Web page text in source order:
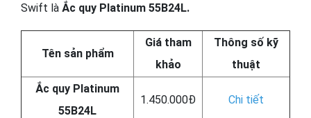
Swift là Ắc quy Platinum 55B24L.
Tên sản phẩm
Giá tham
khảo
Thông số kỹ
thuật
Ắc quy Platinum
55B24L
1.450.000Đ Chi tiết